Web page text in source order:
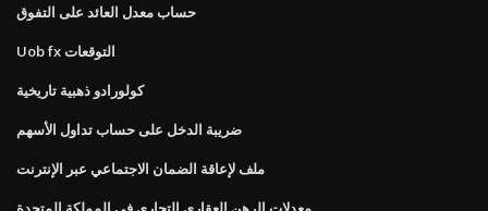
حساب معدل العائد على التفوق
Uob fx التوقعات
كولورادو ذهبية تاريخية
ضريبة الدخل على حساب تداول الأسهم
ملف لإعاقة الضمان الاجتماعي عبر الإنترنت